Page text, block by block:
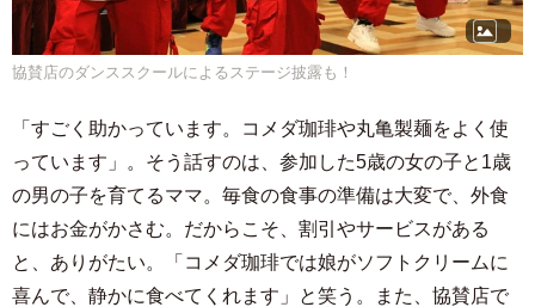
協賛店のダンススクールによるステージ披露も！
「すごく助かっています。コメダ珈琲や丸亀製麺をよく使
っています」。そう話すのは、参加した5歳の女の子と1歳
の男の子を育てるママ。毎食の食事の準備は大変で、外食
にはお金がかさむ。だからこそ、割引やサービスがある
と、ありがたい。「コメダ珈琲では娘がソフトクリームに
喜んで、静かに食べてくれます」と笑う。また、協賛店で